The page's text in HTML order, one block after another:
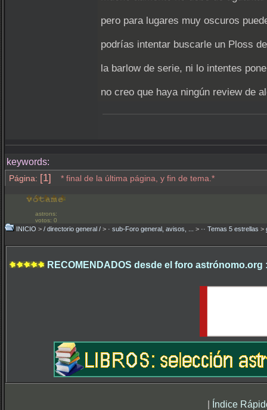
pero para lugares muy oscuros
podrías intentar buscarle un Ploss
la barlow de serie, ni lo intentes
no creo que haya ningún review de
keywords:
Página: [1] * final de la última página, y fin de tema.*
astrons:
votos: 0
INICIO > / directorio general / > · sub-Foro general, avisos, ... > ·· Temas 5 estrellas >
RECOMENDADOS desde el foro astrónomo.org
| Índice